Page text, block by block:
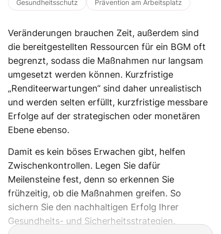
Gesundheitsschutz
Prävention am Arbeitsplatz
Veränderungen brauchen Zeit, außerdem sind
die bereitgestellten Ressourcen für ein BGM oft
begrenzt, sodass die Maßnahmen nur langsam
umgesetzt werden können. Kurzfristige
„Renditeerwartungen“ sind daher unrealistisch
und werden selten erfüllt, kurzfristige messbare
Erfolge auf der strategischen oder monetären
Ebene ebenso.
Damit es kein böses Erwachen gibt, helfen
Zwischenkontrollen. Legen Sie dafür
Meilensteine fest, denn so erkennen Sie
frühzeitig, ob die Maßnahmen greifen. So
sichern Sie den nachhaltigen Erfolg Ihrer
Gesundheits- und Sicherheitsstrategien.